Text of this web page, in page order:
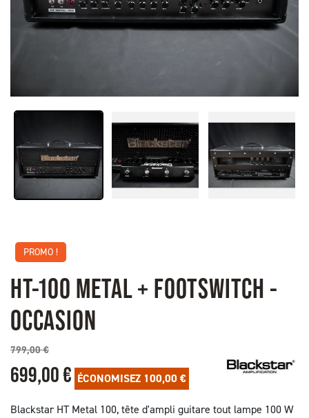
PROMO !
HT-100 METAL + FOOTSWITCH -
OCCASION
799,00 €
699,00 € ÉCONOMISEZ 100,00 €
Blackstar HT Metal 100, tête d'ampli guitare tout lampe 100 W